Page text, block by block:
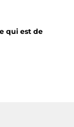
qui est de